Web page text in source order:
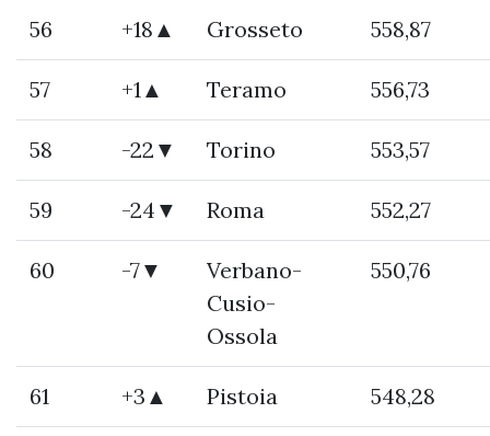
56 +18▲ Grosseto 558,87
57 +1▲ Teramo 556,73
58 -22▼ Torino 553,57
59 -24▼ Roma 552,27
60 -7▼
Verbano-
Cusio-
Ossola
550,76
61 +3▲ Pistoia 548,28